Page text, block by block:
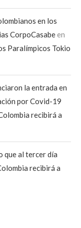
en los
CorpoCasabeen
Paralímpicos Tokio
la entrada en
por Covid-19
recibirá a
que al tercer día
recibirá a